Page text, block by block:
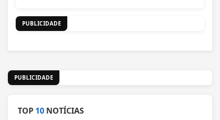
PUBLICIDADE
PUBLICIDADE
TOP 10 NOTÍCIAS